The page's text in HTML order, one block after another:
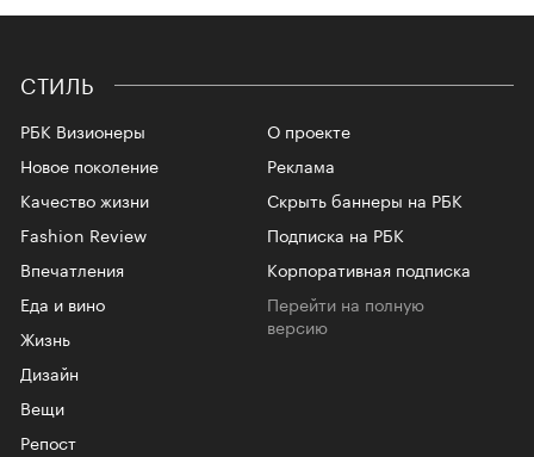
СТИЛЬ
РБК Визионеры
Новое поколение
Качество жизни
Fashion Review
Впечатления
Еда и вино
Жизнь
Дизайн
Вещи
Репост
О проекте
Реклама
Скрыть баннеры на РБК
Подписка на РБК
Корпоративная подписка
Перейти на полную
версию